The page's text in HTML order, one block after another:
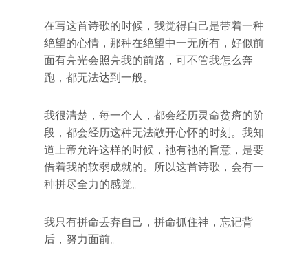
在写这首诗歌的时候，我觉得自己是带着一种
绝望的心情，那种在绝望中一无所有，好似前
面有亮光会照亮我的前路，可不管我怎么奔
跑，都无法达到一般。
我很清楚，每一个人，都会经历灵命贫瘠的阶
段，都会经历这种无法敞开心怀的时刻。我知
道上帝允许这样的时候，祂有祂的旨意，是要
借着我的软弱成就的。所以这首诗歌，会有一
种拼尽全力的感觉。
我只有拼命丢弃自己，拼命抓住神，忘记背
后，努力面前。